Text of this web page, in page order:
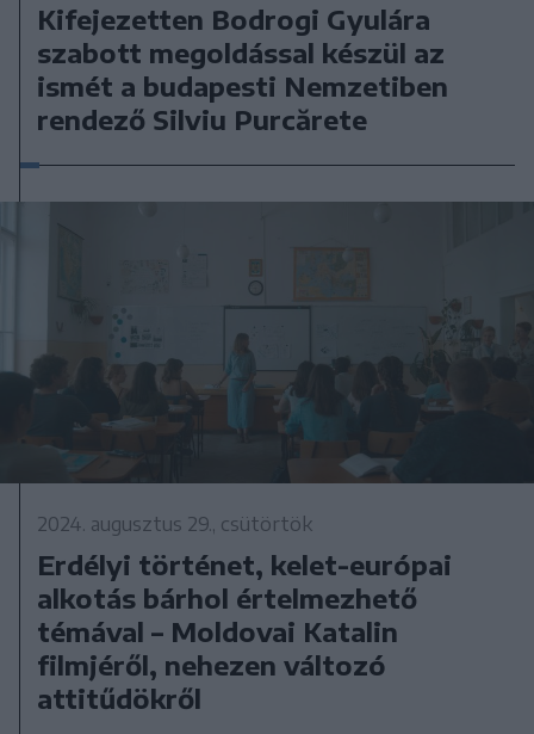
Kifejezetten Bodrogi Gyulára
szabott megoldással készül az
ismét a budapesti Nemzetiben
rendező Silviu Purcărete
2024. augusztus 29., csütörtök
Erdélyi történet, kelet-európai
alkotás bárhol értelmezhető
témával – Moldovai Katalin
filmjéről, nehezen változó
attitűdökről